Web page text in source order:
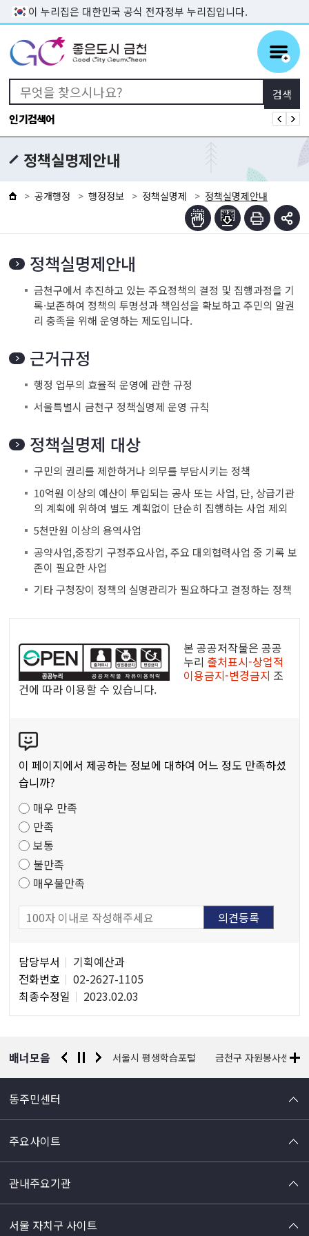
본문 바로가기
이 누리집은 대한민국 공식 전자정부 누리집입니다.
인기검색어
정책실명제안내
공개행정 행정정보 정책실명제 정책실명제안내
정책실명제안내
금천구에서 추진하고 있는 주요정책의 결정 및 집행과정을 기
록·보존하여 정책의 투명성과 책임성을 확보하고 주민의 알권
리 충족을 위해 운영하는 제도입니다.
근거규정
행정 업무의 효율적 운영에 관한 규정
서울특별시 금천구 정책실명제 운영 규칙
정책실명제 대상
구민의 권리를 제한하거나 의무를 부담시키는 정책
10억원 이상의 예산이 투입되는 공사 또는 사업, 단, 상급기관
의 계획에 위하여 별도 계획없이 단순히 집행하는 사업 제외
5천만원 이상의 용역사업
공약사업,중장기 구정주요사업, 주요 대외협력사업 중 기록 보
존이 필요한 사업
기타 구청장이 정책의 실명관리가 필요하다고 결정하는 정책
공
리
공
저
작
물
본 공공저작물은 공공
누리 출처표시-상업적
이용금지-변경금지 조
건에 따라 이용할 수 있습니다.
텐
츠
만
도
조
사
이 페이지에서 제공하는 정보에 대하여 어느 정도 만족하셨
습니까?
매우 만족
만족
보통
불만족
매우불만족
당
자
정
담당부서
기획예산과
전화번호
02-2627-1105
최종수정일
2023.02.03
배너모음
찰청 유실물 통합포털 서울시 평생학습포털 금천구 자원봉사센터
동주민센터
주요사이트
관내주요기관
서울 자치구 사이트